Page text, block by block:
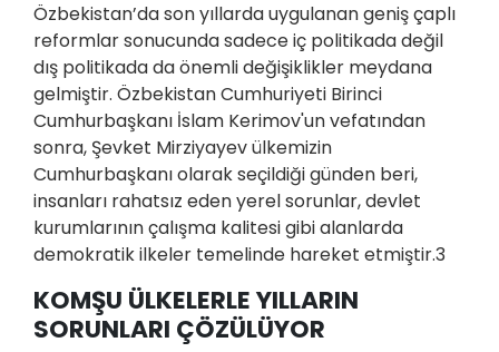
Özbekistan’da son yıllarda uygulanan geniş çaplı
reformlar sonucunda sadece iç politikada değil
dış politikada da önemli değişiklikler meydana
gelmiştir. Özbekistan Cumhuriyeti Birinci
Cumhurbaşkanı İslam Kerimov'un vefatından
sonra, Şevket Mirziyayev ülkemizin
Cumhurbaşkanı olarak seçildiği günden beri,
insanları rahatsız eden yerel sorunlar, devlet
kurumlarının çalışma kalitesi gibi alanlarda
demokratik ilkeler temelinde hareket etmiştir.3
KOMŞU ÜLKELERLE YILLARIN
SORUNLARI ÇÖZÜLÜYOR